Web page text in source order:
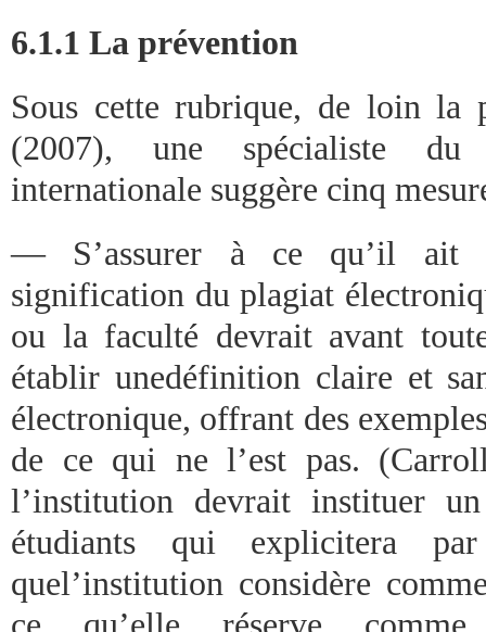
6.1.1 La prévention
Sous cette rubrique, de loin la
(2007), une spécialiste
internationale suggère cinq
— S’assurer à ce qu’il ait
signification du plagiat
ou la faculté devrait avant
établir unedéfinition claire et
électronique, offrant des
de ce qui ne l’est pas.
l’institution devrait instituer
étudiants qui explicitera
quel’institution considère
ce qu’elle réserve